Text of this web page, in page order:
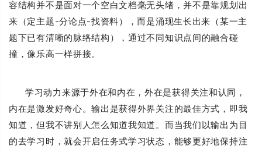
容结构并不是面对一个空白文档毫无头绪，并不是靠规划出
来（定主题-分论点-找资料），而是涌现生长出来（某一主
题下已有清晰的脉络结构），通过不同知识点间的融合碰
撞，像乐高一样拼接。
学习动力来源于外在和内在，外在是获得关注和认同，
内在是激发好奇心。输出是获得外界关注的最佳方式，即我
知道，但我不讲别人怎么知道我知道。而当我们以输出为目
的去学习时，就会开启任务式学习状态，能够更好地保持注